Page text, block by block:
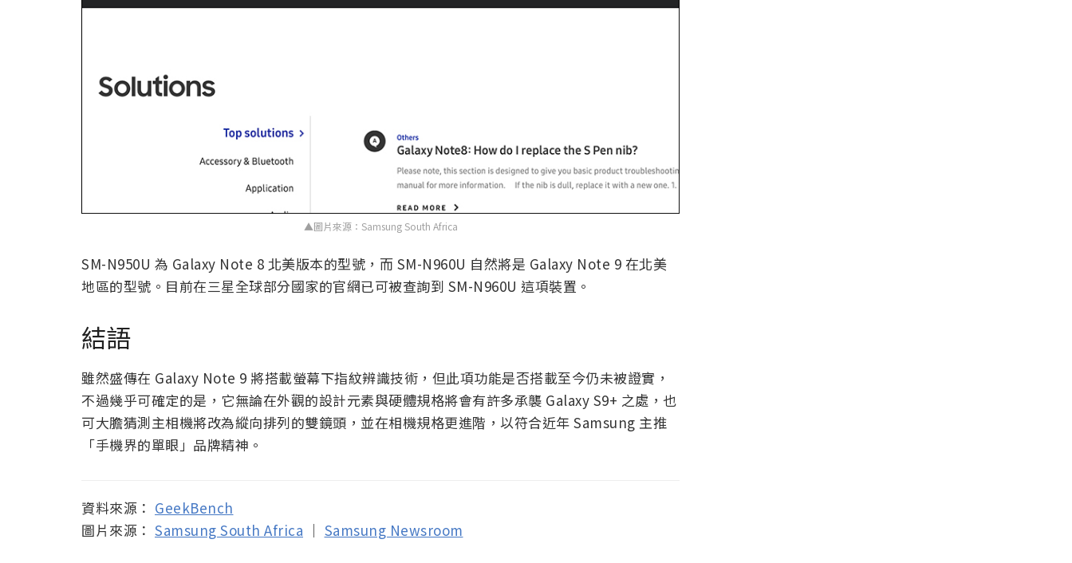
▲圖片來源：Samsung South Africa
SM-N950U 為 Galaxy Note 8 北美版本的型號，而 SM-N960U 自然將是 Galaxy Note 9 在北美
地區的型號。目前在三星全球部分國家的官網已可被查詢到 SM-N960U 這項裝置。
結語
雖然盛傳在 Galaxy Note 9 將搭載螢幕下指紋辨識技術，但此項功能是否搭載至今仍未被證實，
不過幾乎可確定的是，它無論在外觀的設計元素與硬體規格將會有許多承襲 Galaxy S9+ 之處，也
可大膽猜測主相機將改為縱向排列的雙鏡頭，並在相機規格更進階，以符合近年 Samsung 主推
「手機界的單眼」品牌精神。
資料來源： GeekBench
圖片來源： Samsung South Africa ｜ Samsung Newsroom